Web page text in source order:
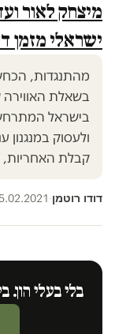
מיצחק לאור
ישראלי מזמן
מהתנגדות,
בשאלת
בישראל
ולעסוק במנגנון
קבלת האחריות,
דודו רוטמן·
בלי בעלי הון.